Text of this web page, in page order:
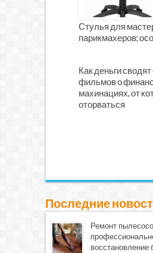
Стулья для
парикмахеров:
Как деньги сводят
фильмов о
махинациях, от
оторваться
Последние
Ремонт
восстановление